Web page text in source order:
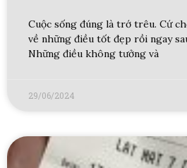
Cuộc sống đúng là trớ trêu. Cứ
về những điều tốt đẹp rồi ngay
Những điều không tưởng và
29/06/2024